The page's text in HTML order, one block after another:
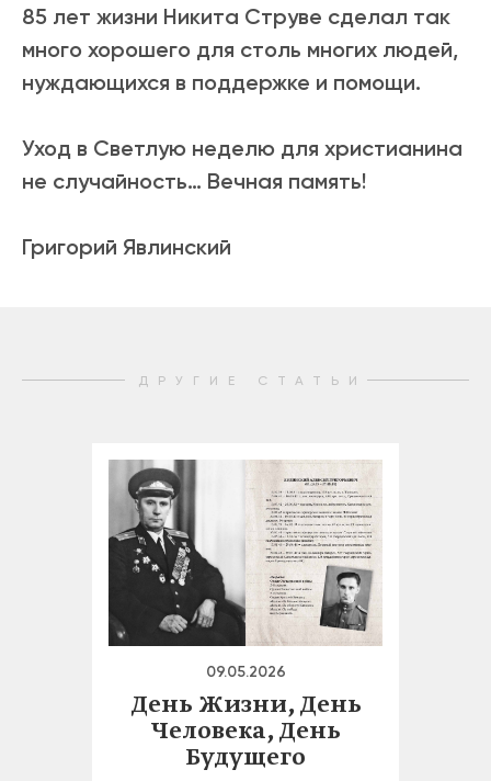
85 лет жизни Никита Струве сделал так
много хорошего для столь многих людей,
нуждающихся в поддержке и помощи.
Уход в Светлую неделю для христианина
не случайность… Вечная память!
Григорий Явлинский
ДРУГИЕ СТАТЬИ
09.05.2026
День Жизни, День
Человека, День
Будущего